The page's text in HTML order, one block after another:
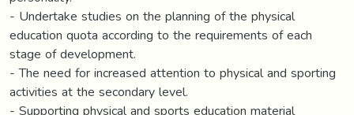
- Undertake studies on the planning of the physical
education quota according to the requirements of each
stage of development.
- The need for increased attention to physical and sporting
activities at the secondary level.